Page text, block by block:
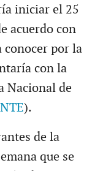
iniciar el 25
acuerdo con
conocer por la
con la
Nacional de
).
de la
que se